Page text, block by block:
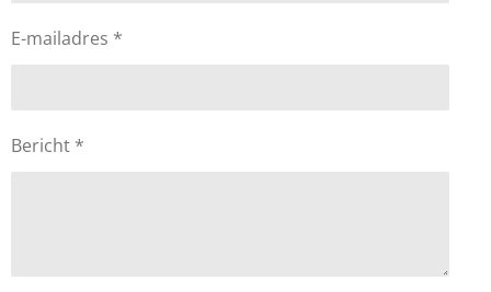
E-mailadres *
Bericht *